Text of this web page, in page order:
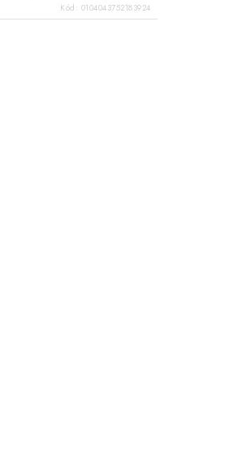
Kód: 0104043752183924